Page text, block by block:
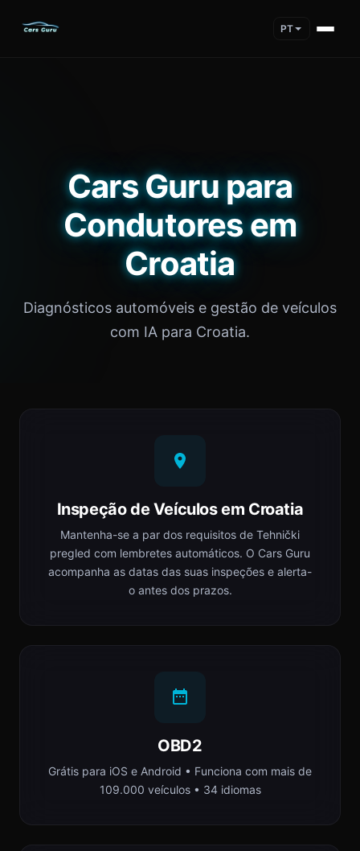
PT
Cars Guru para
Condutores em
Croatia
Diagnósticos automóveis e gestão de veículos
com IA para Croatia.
Inspeção de Veículos em Croatia
Mantenha-se a par dos requisitos de Tehnički
pregled com lembretes automáticos. O Cars Guru
acompanha as datas das suas inspeções e alerta-
o antes dos prazos.
OBD2
Grátis para iOS e Android • Funciona com mais de
109.000 veículos • 34 idiomas